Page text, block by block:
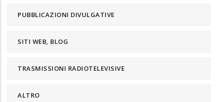
PUBBLICAZIONI DIVULGATIVE
SITI WEB, BLOG
TRASMISSIONI RADIOTELEVISIVE
ALTRO